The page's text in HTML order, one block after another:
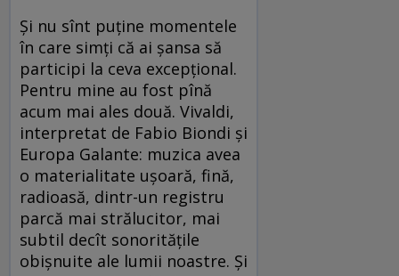
Şi nu sînt puţine momentele
în care simţi că ai şansa să
participi la ceva excepţional.
Pentru mine au fost pînă
acum mai ales două. Vivaldi,
interpretat de Fabio Biondi şi
Europa Galante: muzica avea
o materialitate uşoară, fină,
radioasă, dintr-un registru
parcă mai strălucitor, mai
subtil decît sonorităţile
obişnuite ale lumii noastre. Şi